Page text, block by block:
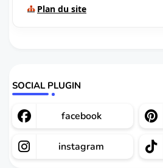
Plan du site
SOCIAL PLUGIN
facebook
instagram